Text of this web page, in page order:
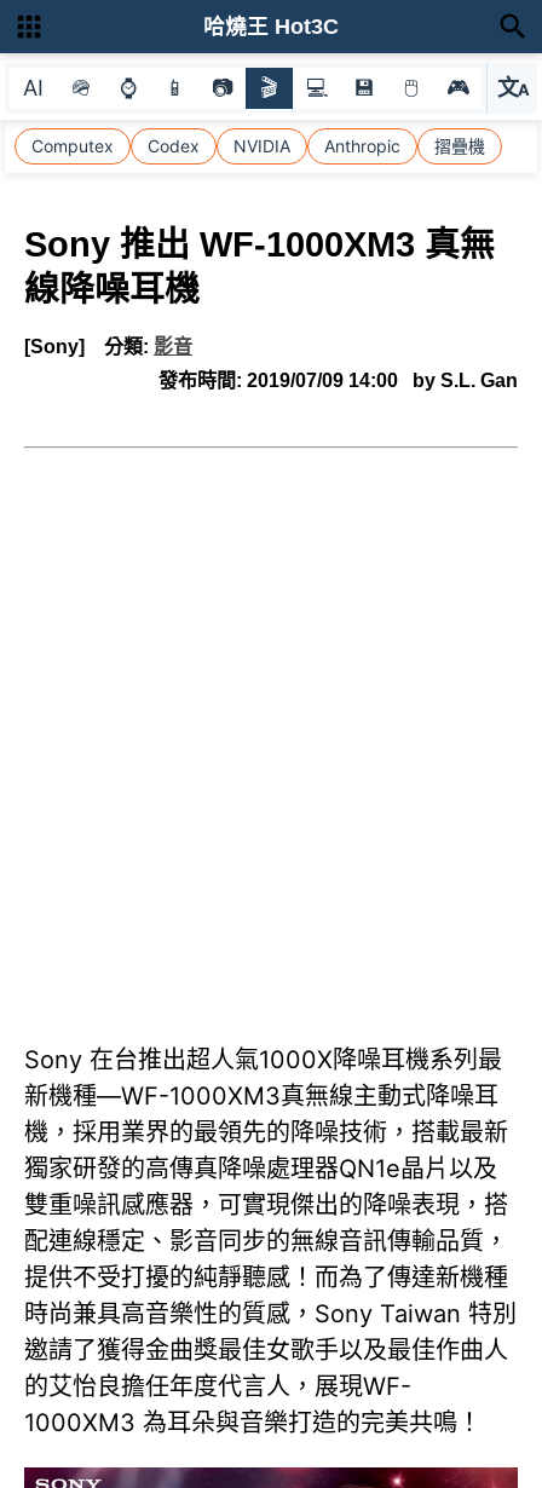
AI 🪖 ⌚ 📱 📷 🎬 💻 💾 🖱 🎮 文A
選
Computex Codex NVIDIA Anthropic 摺疊機
哈燒王 Hot3C
Sony 推出 WF-1000XM3 真無
線降噪耳機
[Sony] 分類: 影音
發布時間: 2019/07/09 14:00 by S.L. Gan
Sony 在台推出超人氣1000X降噪耳機系列最
新機種—WF-1000XM3真無線主動式降噪耳
機，採用業界的最領先的降噪技術，搭載最新
獨家研發的高傳真降噪處理器QN1e晶片以及
雙重噪訊感應器，可實現傑出的降噪表現，搭
配連線穩定、影音同步的無線音訊傳輸品質，
提供不受打擾的純靜聽感！而為了傳達新機種
時尚兼具高音樂性的質感，Sony Taiwan 特別
邀請了獲得金曲獎最佳女歌手以及最佳作曲人
的艾怡良擔任年度代言人，展現WF-
1000XM3 為耳朵與音樂打造的完美共鳴！